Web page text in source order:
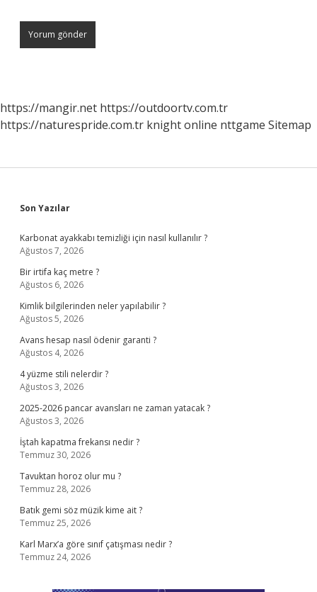
https://mangir.net https://outdoortv.com.tr
https://naturespride.com.tr knight online nttgame Sitemap
Sidebar
Son Yazılar
Karbonat ayakkabı temizliği için nasıl kullanılır ?
Ağustos 7, 2026
Bir irtifa kaç metre ?
Ağustos 6, 2026
Kimlik bilgilerinden neler yapılabilir ?
Ağustos 5, 2026
Avans hesap nasıl ödenir garanti ?
Ağustos 4, 2026
4 yüzme stili nelerdir ?
Ağustos 3, 2026
2025-2026 pancar avansları ne zaman yatacak ?
Ağustos 3, 2026
İştah kapatma frekansı nedir ?
Temmuz 30, 2026
Tavuktan horoz olur mu ?
Temmuz 28, 2026
Batık gemi söz müzik kime ait ?
Temmuz 25, 2026
Karl Marx’a göre sınıf çatışması nedir ?
Temmuz 24, 2026